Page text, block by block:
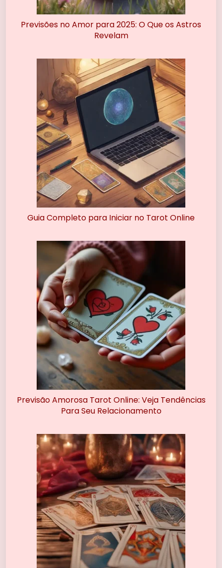
Previsões no Amor para 2025: O Que os Astros
Revelam
Guia Completo para Iniciar no Tarot Online
Previsão Amorosa Tarot Online: Veja Tendências
Para Seu Relacionamento